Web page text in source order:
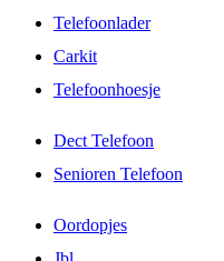
Telefoonlader
Carkit
Telefoonhoesje
Dect Telefoon
Senioren Telefoon
Oordopjes